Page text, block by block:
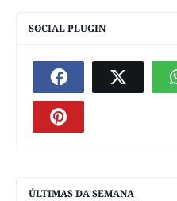
SOCIAL PLUGIN
ÚLTIMAS DA SEMANA